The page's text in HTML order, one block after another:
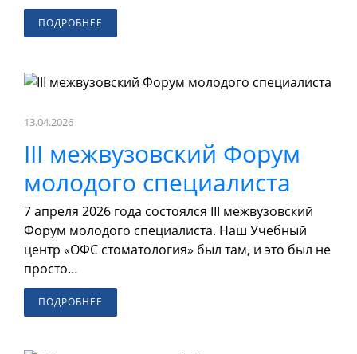
ПОДРОБНЕЕ
13.04.2026
III межвузовский Форум
молодого специалиста
7 апреля 2026 года состоялся III межвузовский
Форум молодого специалиста. Наш Учебный
центр «ОФС стоматология» был там, и это был не
просто…
ПОДРОБНЕЕ